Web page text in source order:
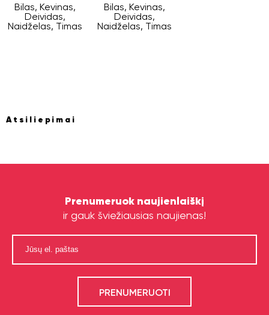
Bilas, Kevinas,
Deividas,
Naidželas, Timas
Bilas, Kevinas,
Deividas,
Naidželas, Timas
Atsiliepimai
Prenumeruok naujienlaiškį
ir gauk šviežiausias naujienas!